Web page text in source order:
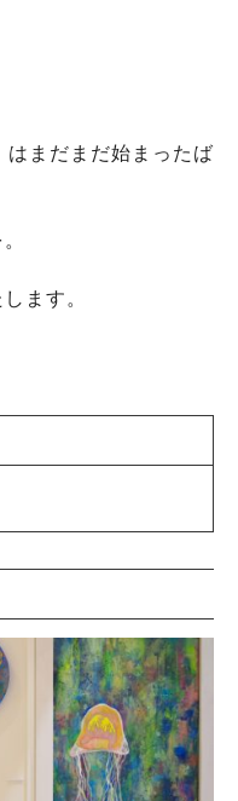
はまだまだ始まったば
ます。